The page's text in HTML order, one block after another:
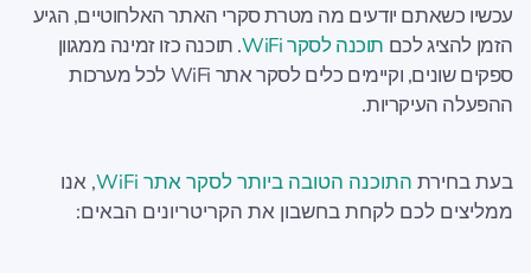
עכשיו כשאתם יודעים מה מטרת סקרי האתר האלחוטיים, הגיע
הזמן להציג לכם תוכנה לסקר WiFi
. תוכנה כזו זמינה ממגוון
ספקים שונים, וקיימים כלים לסקר אתר WiFi לכל מערכות
ההפעלה העיקריות.
בעת בחירת התוכנה הטובה ביותר לסקר אתר WiFi
, אנו
ממליצים לכם לקחת בחשבון את הקריטריונים הבאים: